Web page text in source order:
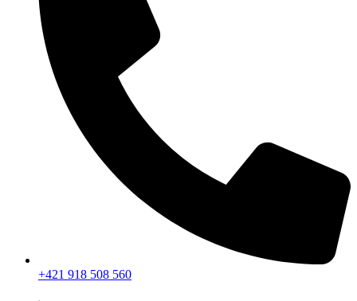
+421 918 508 560